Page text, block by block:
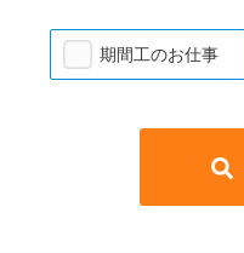
期間工のお仕事